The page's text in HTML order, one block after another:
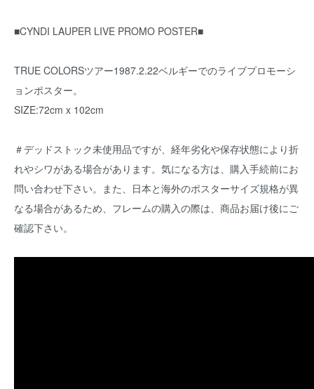
■CYNDI LAUPER LIVE PROMO POSTER■
TRUE COLORSツアー1987.2.22ベルギーでのライブプロモーシ
ョンポスター。
SIZE:72cm x 102cm
＃デッドストック未使用品ですが、経年劣化や保存状態により折
れやシワがある場合があります。気になる方は、購入手続前にお
問い合わせ下さい。また、日本と海外のポスターサイズ規格が異
なる場合があるため、フレームの購入の際は、商品お届け後にご
確認下さい。